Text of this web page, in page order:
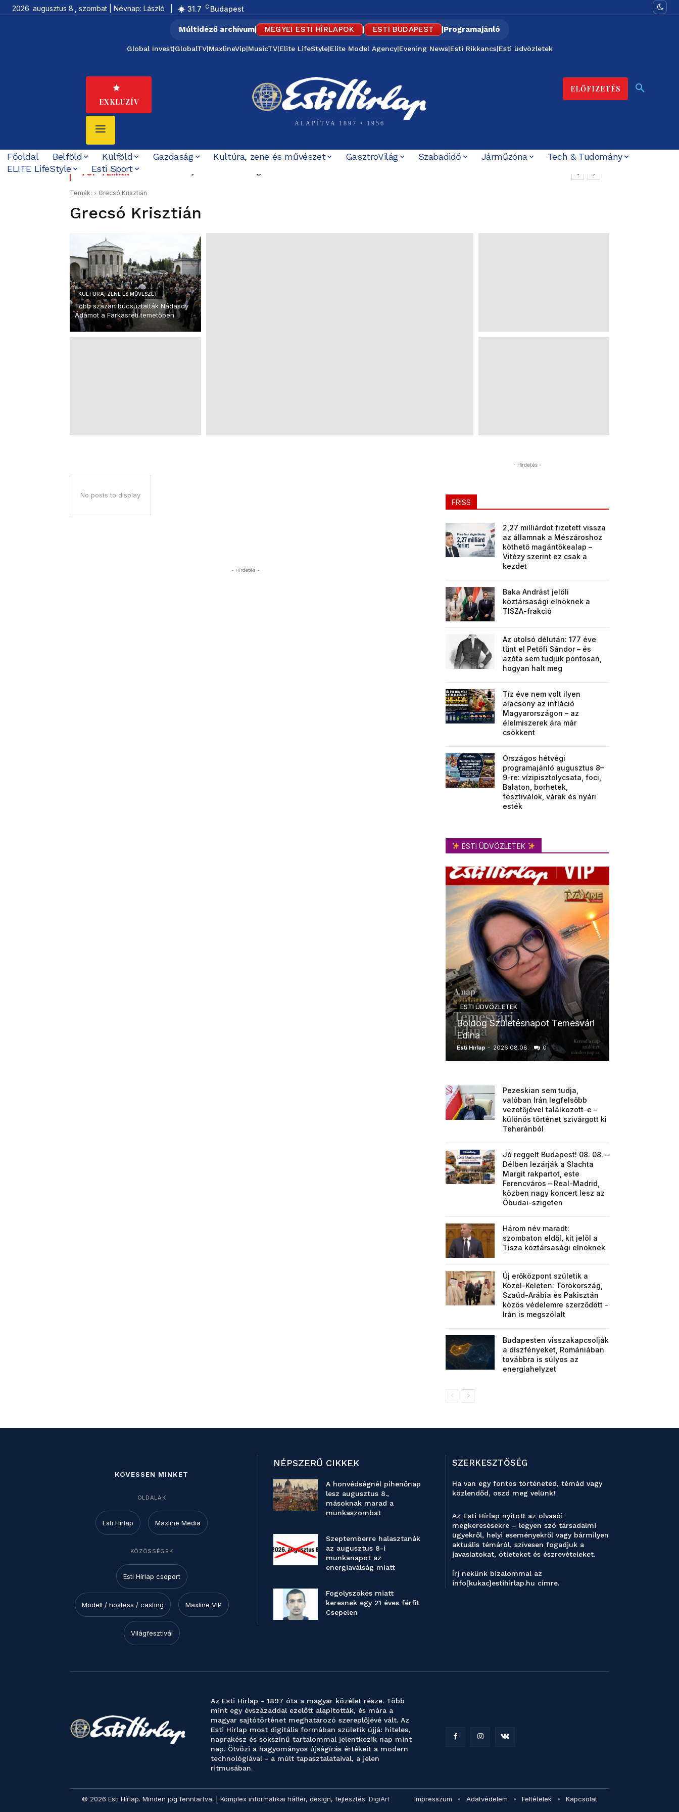
2026. augusztus 8., szombat | Névnap: László 31.7 C Budapest
Múltidéző archívum| MEGYEI ESTI HÍRLAPOK | ESTI BUDAPEST |Programajánló
Global Invest|GlobalTV|MaxlineVip|MusicTV|Elite LifeStyle|Elite Model Agency|Evening News|Esti Rikkancs|Esti üdvözletek
EXKLUZÍV
ALAPÍTVA 1897 • 1956
ELŐFIZETÉS
Főoldal Belföld Külföld Gazdaság Kultúra, zene és művészet GasztroVilág Szabadidő Járműzóna
Tech & Tudomány
ELITE LifeStyle
Esti Sport
TOP TÉMÁK Baka Andrást jelöli köztársasági elnöknek a TISZA-frakció
Témák: Grecsó Krisztián
Grecsó Krisztián
KULTÚRA, ZENE ÉS MŰVÉSZET
Több százan búcsúztatták Nádasdy
Ádámot a Farkasréti temetőben
No posts to display
- Hirdetés -
- Hirdetés -
FRISS
2,27 milliárdot fizetett vissza
az államnak a Mészároshoz
köthető magántőkealap –
Vitézy szerint ez csak a
kezdet
Baka Andrást jelöli
köztársasági elnöknek a
TISZA-frakció
Az utolsó délután: 177 éve
tűnt el Petőfi Sándor – és
azóta sem tudjuk pontosan,
hogyan halt meg
Tíz éve nem volt ilyen
alacsony az infláció
Magyarországon – az
élelmiszerek ára már
csökkent
Országos hétvégi
programajánló augusztus 8–
9-re: vízipisztolycsata, foci,
Balaton, borhetek,
fesztiválok, várak és nyári
esték
ESTI ÜDVÖZLETEK
ESTI ÜDVÖZLETEK
Boldog Születésnapot Temesvári
Edina
Esti Hírlap - 2026.08.08. 0
Pezeskian sem tudja,
valóban Irán legfelsőbb
vezetőjével találkozott-e –
különös történet szivárgott ki
Teheránból
Jó reggelt Budapest! 08. 08. –
Délben lezárják a Slachta
Margit rakpartot, este
Ferencváros – Real-Madrid,
közben nagy koncert lesz az
Óbudai-szigeten
Három név maradt:
szombaton eldől, kit jelöl a
Tisza köztársasági elnöknek
Új erőközpont születik a
Közel-Keleten: Törökország,
Szaúd-Arábia és Pakisztán
közös védelemre szerződött –
Irán is megszólalt
Budapesten visszakapcsolják
a díszfényeket, Romániában
továbbra is súlyos az
energiahelyzet
KÖVESSEN MINKET
OLDALAK
Esti Hírlap Maxline Media
KÖZÖSSÉGEK
Esti Hírlap csoport
Modell / hostess / casting Maxline VIP
Világfesztivál
NÉPSZERŰ CIKKEK
A honvédségnél pihenőnap
lesz augusztus 8.,
másoknak marad a
munkaszombat
Szeptemberre halasztanák
az augusztus 8-i
munkanapot az
energiaválság miatt
Fogolyszökés miatt
keresnek egy 21 éves férfit
Csepelen
SZERKESZTŐSÉG
Ha van egy fontos történeted, témád vagy
közlendőd, oszd meg velünk!
Az Esti Hírlap nyitott az olvasói
megkeresésekre – legyen szó társadalmi
ügyekről, helyi eseményekről vagy bármilyen
aktuális témáról, szívesen fogadjuk a
javaslatokat, ötleteket és észrevételeket.
Írj nekünk bizalommal az
info[kukac]estihirlap.hu címre.
Az Esti Hírlap - 1897 óta a magyar közélet része. Több
mint egy évszázaddal ezelőtt alapították, és mára a
magyar sajtótörténet meghatározó szereplőjévé vált. Az
Esti Hírlap most digitális formában születik újjá: hiteles,
naprakész és sokszínű tartalommal jelentkezik nap mint
nap. Ötvözi a hagyományos újságírás értékeit a modern
technológiával - a múlt tapasztalataival, a jelen
ritmusában.
© 2026 Esti Hírlap. Minden jog fenntartva. | Komplex informatikai háttér, design, fejlesztés: DigiArt Impresszum Adatvédelem Feltételek Kapcsolat